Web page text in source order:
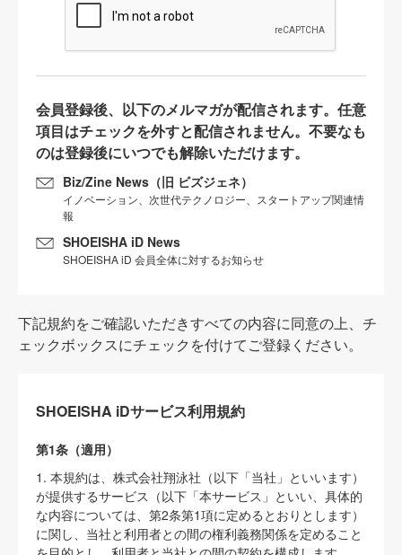
会員登録後、以下のメルマガが配信されます。任意
項目はチェックを外すと配信されません。不要なも
のは登録後にいつでも解除いただけます。
Biz/Zine News（旧 ビズジェネ）
イノベーション、次世代テクノロジー、スタートアップ関連情
報
SHOEISHA iD News
SHOEISHA iD 会員全体に対するお知らせ
下記規約をご確認いただきすべての内容に同意の上、チ
ェックボックスにチェックを付けてご登録ください。
SHOEISHA iDサービス利用規約
第1条（適用）
1. 本規約は、株式会社翔泳社（以下「当社」といいます）
が提供するサービス（以下「本サービス」といい、具体的
な内容については、第2条第1項に定めるとおりとします）
に関し、当社と利用者との間の権利義務関係を定めること